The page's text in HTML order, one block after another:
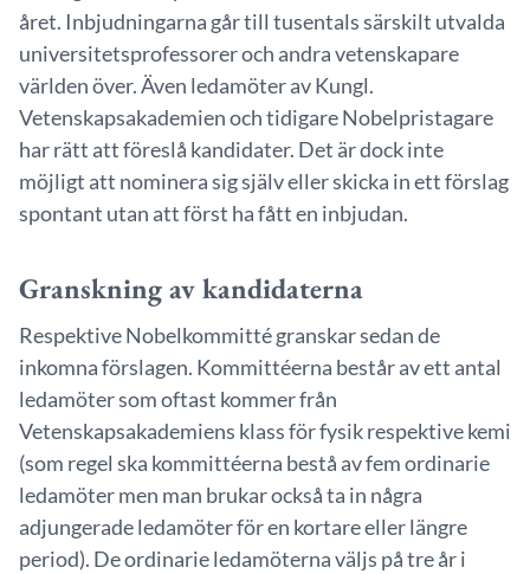
året. Inbjudningarna går till tusentals särskilt utvalda
universitetsprofessorer och andra vetenskapare
världen över. Även ledamöter av Kungl.
Vetenskapsakademien och tidigare Nobelpristagare
har rätt att föreslå kandidater. Det är dock inte
möjligt att nominera sig själv eller skicka in ett förslag
spontant utan att först ha fått en inbjudan.
Granskning av kandidaterna
Respektive Nobelkommitté granskar sedan de
inkomna förslagen. Kommittéerna består av ett antal
ledamöter som oftast kommer från
Vetenskapsakademiens klass för fysik respektive kemi
(som regel ska kommittéerna bestå av fem ordinarie
ledamöter men man brukar också ta in några
adjungerade ledamöter för en kortare eller längre
period). De ordinarie ledamöterna väljs på tre år i